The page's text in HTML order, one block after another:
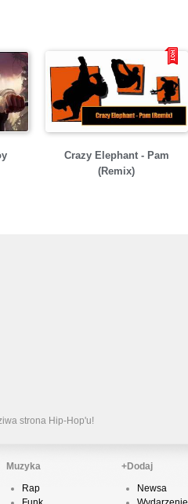
Crazy Elephant - Pam
(Remix)
strona Hip-Hop'u!
Muzyka
Rap
+Dodaj
Newsa